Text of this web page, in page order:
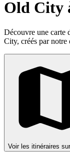
Old City
Découvre une carte
City, créés par notre
Voir les itinéraires